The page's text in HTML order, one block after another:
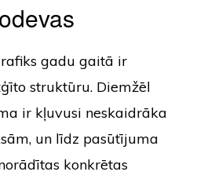
gadu gaitā ir
struktūru. Diemžēl
ir kļuvusi neskaidrāka
un līdz pasūtījuma
konkrētas